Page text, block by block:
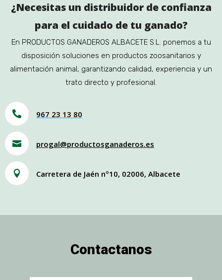
¿Necesitas un distribuidor de confianza
para el cuidado de tu ganado?
En PRODUCTOS GANADEROS ALBACETE S.L. ponemos a tu
disposición soluciones en productos zoosanitarios y
alimentación animal, garantizando calidad, experiencia y un
trato directo y profesional.
 967 23 13 80
 progal@productosganaderos.es
 Carretera de Jaén nº10, 02006, Albacete
Contactanos